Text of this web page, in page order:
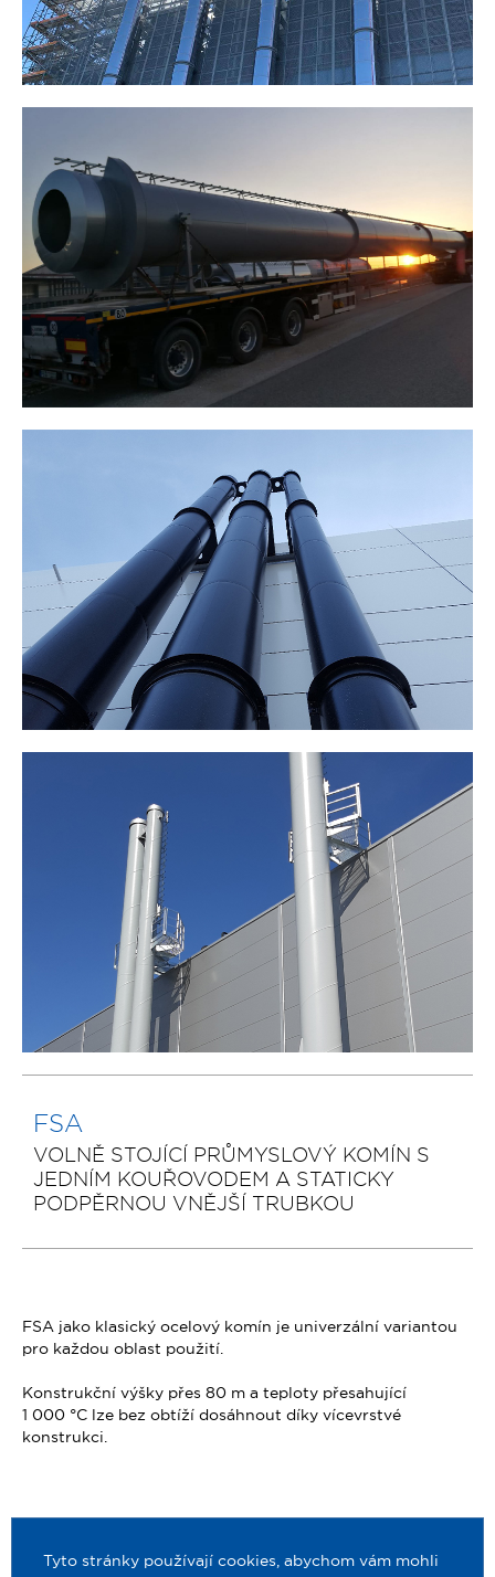
Tyto stránky používají cookies, abychom vám mohli
FSA
VOLNĚ STOJÍCÍ PRŮMYSLOVÝ KOMÍN S
JEDNÍM KOUŘOVODEM A STATICKY
PODPĚRNOU VNĚJŠÍ TRUBKOU
FSA jako klasický ocelový komín je univerzální variantou
pro každou oblast použití.
Konstrukční výšky přes 80 m a teploty přesahující
1 000 °C lze bez obtíží dosáhnout díky vícevrstvé
konstrukci.